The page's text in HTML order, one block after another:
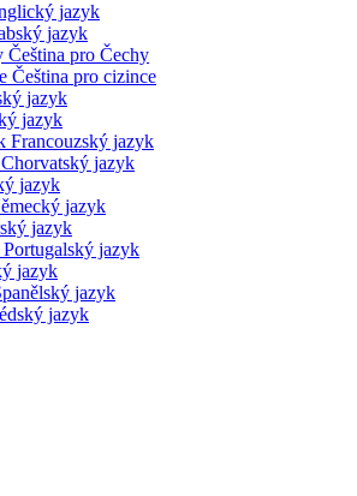
jazyk
jazyk
Čeština pro Čechy
Čeština pro cizince
jazyk
jazyk
Francouzský jazyk
Chorvatský jazyk
jazyk
jazyk
jazyk
Portugalský jazyk
jazyk
jazyk
jazyk